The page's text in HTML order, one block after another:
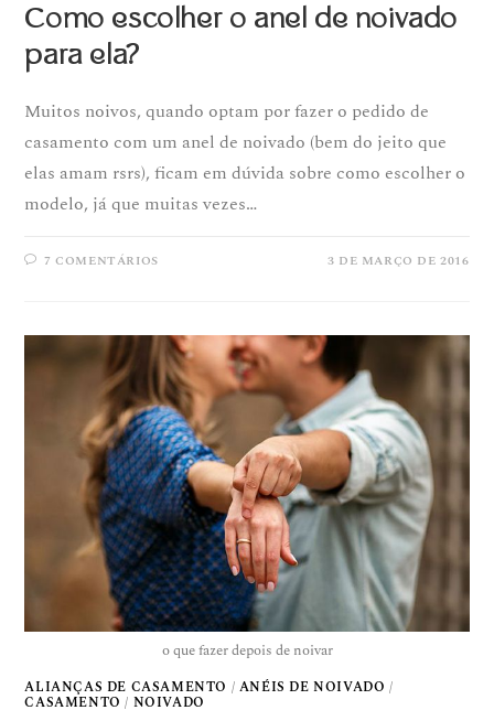
Como escolher o anel de noivado
para ela?
Muitos noivos, quando optam por fazer o pedido de
casamento com um anel de noivado (bem do jeito que
elas amam rsrs), ficam em dúvida sobre como escolher o
modelo, já que muitas vezes…
7 COMENTÁRIOS 3 DE MARÇO DE 2016
o que fazer depois de noivar
ALIANÇAS DE CASAMENTO / ANÉIS DE NOIVADO /
CASAMENTO / NOIVADO